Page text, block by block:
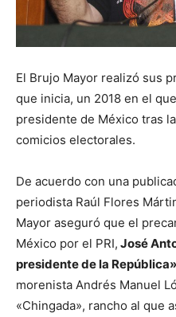
El Brujo Mayor realizó sus
que inicia, un 2018 en el
presidente de México tras
comicios electorales.
De acuerdo con una
periodista Raúl Flores
Mayor aseguró que el
México por el PRI, José
presidente de la República»
morenista Andrés Manuel
«Chingada», rancho al que